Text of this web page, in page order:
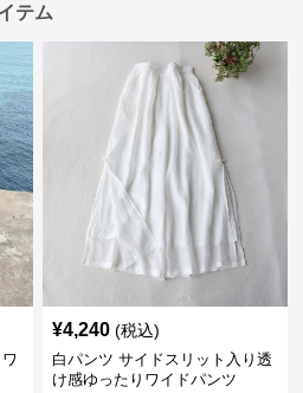
テム
¥4,240 (税込)
白パンツ サイドスリット入り透
け感ゆったりワイドパンツ